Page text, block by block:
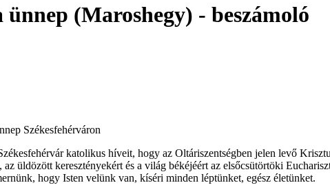
(Maroshegy) - beszámoló
Székesfehérváron
katolikus híveit, hogy az Oltáriszentségben jelen levő
az üldözött keresztényekért és a világ békéjéért az elsőcsütörtöki
hogy Isten velünk van, kíséri minden léptünket, egész életünket.